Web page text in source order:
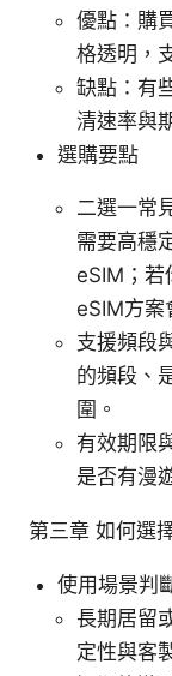
優點：購
格透明，
缺點：有
清速率與
選購要點
二選一常
需要高穩
eSIM；若
eSIM方案
支援頻段
的頻段、
圍。
有效期限
是否有漫
第三章 如何選
使用場景判
長期居留
定性與客